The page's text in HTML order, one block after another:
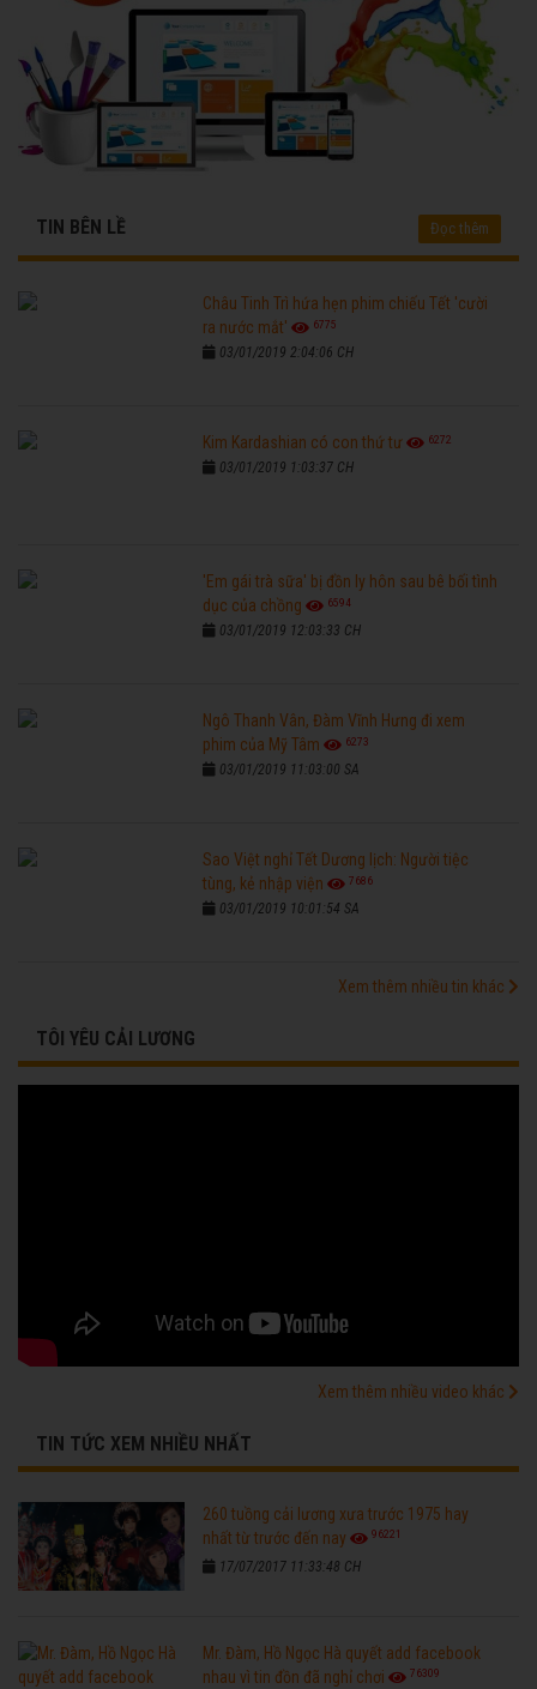
TIN BÊN LỀ Đọc thêm
Châu Tinh Trì hứa hẹn phim chiếu Tết 'cười
ra nước mắt'
6775
03/01/2019 2:04:06 CH
Kim Kardashian có con thứ tư 6272
03/01/2019 1:03:37 CH
'Em gái trà sữa' bị đồn ly hôn sau bê bối tình
dục của chồng
6594
03/01/2019 12:03:33 CH
Ngô Thanh Vân, Đàm Vĩnh Hưng đi xem
phim của Mỹ Tâm
6273
03/01/2019 11:03:00 SA
Sao Việt nghỉ Tết Dương lịch: Người tiệc
tùng, kẻ nhập viện
7686
03/01/2019 10:01:54 SA
Xem thêm nhiều tin khác
TÔI YÊU CẢI LƯƠNG
Xem thêm nhiều video khác
TIN TỨC XEM NHIỀU NHẤT
260 tuồng cải lương xưa trước 1975 hay
nhất từ trước đến nay
96221
17/07/2017 11:33:48 CH
Mr. Đàm, Hồ Ngọc Hà quyết add facebook
nhau vì tin đồn đã nghỉ chơi
76309